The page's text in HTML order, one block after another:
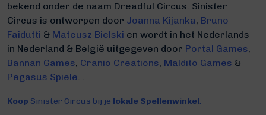
bekend onder de naam Dreadful Circus. Sinister
Circus is ontworpen door Joanna Kijanka, Bruno
Faidutti & Mateusz Bielski en wordt in het Nederlands
in Nederland & België uitgegeven door Portal Games,
Bannan Games, Cranio Creations, Maldito Games &
Pegasus Spiele. .
Koop Sinister Circus bij je lokale Spellenwinkel: